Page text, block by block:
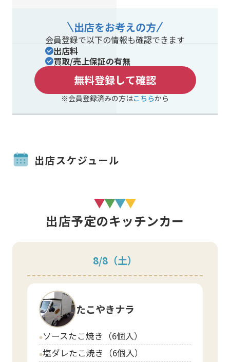
出店をお考えの方
会員登録で以下の情報も確認できます
出店料
買取/売上保証の有無
無料登録して確認
※会員登録済みの方はこちらから
出店スケジュール
出店予定のキッチンカー
8/8 （土）
たこやきナラ
circle ソースたこ焼き（6個入）
circle塩ダレたこ焼き（6個入）